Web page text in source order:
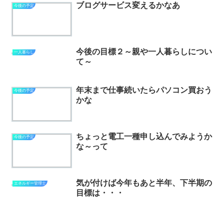
今後の予定 ブログサービス変えるかなあ
一人暮らし
今後の目標２～親や一人暮らしについ
て～
今後の予定
年末まで仕事続いたらパソコン買おう
かな
今後の予定
ちょっと電工一種申し込んでみようか
な～って
エネルギー管理士
気が付けば今年もあと半年、下半期の
目標は・・・